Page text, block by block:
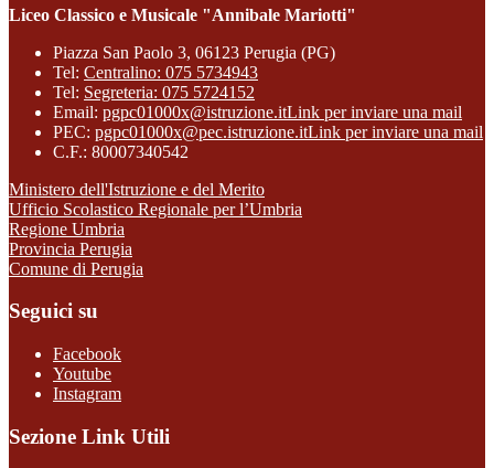
Liceo Classico e Musicale "Annibale Mariotti"
Piazza San Paolo 3, 06123 Perugia (PG)
Tel: Centralino: 075 5734943
Tel: Segreteria: 075 5724152
Email: pgpc01000x@istruzione.itLink per inviare una mail
PEC: pgpc01000x@pec.istruzione.itLink per inviare una mail
C.F.: 80007340542
Ministero dell'Istruzione e del Merito
Ufficio Scolastico Regionale per l’Umbria
Regione Umbria
Provincia Perugia
Comune di Perugia
Seguici su
Facebook
Youtube
Instagram
Sezione Link Utili